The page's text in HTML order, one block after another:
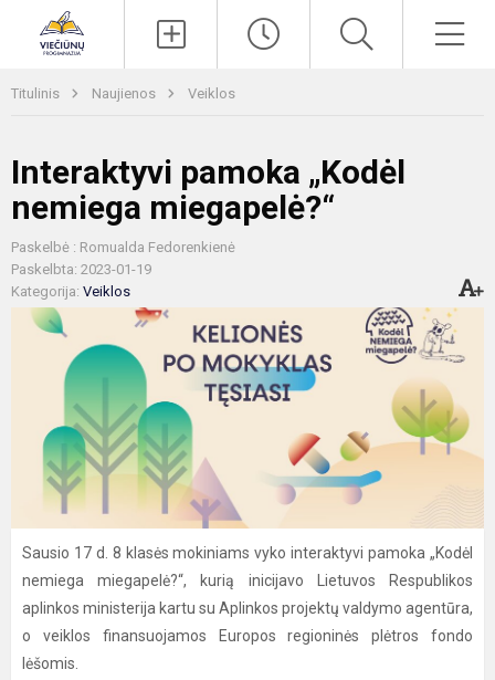
Titulinis Naujienos Veiklos
Interaktyvi pamoka „Kodėl
nemiega miegapelė?“
Paskelbė : Romualda Fedorenkienė
Paskelbta: 2023-01-19
Kategorija: Veiklos
Sausio 17 d. 8 klasės mokiniams vyko interaktyvi pamoka „Kodėl
nemiega miegapelė?“, kurią inicijavo Lietuvos Respublikos
aplinkos ministerija kartu su Aplinkos projektų valdymo agentūra,
o veiklos finansuojamos Europos regioninės plėtros fondo
lėšomis.